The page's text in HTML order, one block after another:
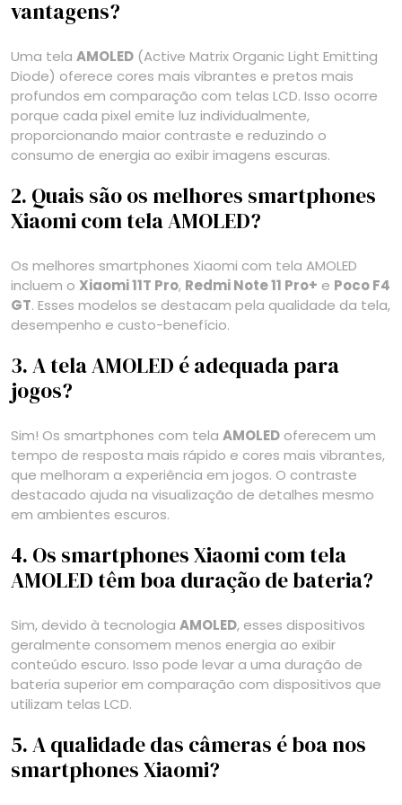
vantagens?
Uma tela AMOLED (Active Matrix Organic Light Emitting
Diode) oferece cores mais vibrantes e pretos mais
profundos em comparação com telas LCD. Isso ocorre
porque cada pixel emite luz individualmente,
proporcionando maior contraste e reduzindo o
consumo de energia ao exibir imagens escuras.
2. Quais são os melhores smartphones
Xiaomi com tela AMOLED?
Os melhores smartphones Xiaomi com tela AMOLED
incluem o Xiaomi 11T Pro, Redmi Note 11 Pro+ e Poco F4
GT. Esses modelos se destacam pela qualidade da tela,
desempenho e custo-benefício.
3. A tela AMOLED é adequada para
jogos?
Sim! Os smartphones com tela AMOLED oferecem um
tempo de resposta mais rápido e cores mais vibrantes,
que melhoram a experiência em jogos. O contraste
destacado ajuda na visualização de detalhes mesmo
em ambientes escuros.
4. Os smartphones Xiaomi com tela
AMOLED têm boa duração de bateria?
Sim, devido à tecnologia AMOLED, esses dispositivos
geralmente consomem menos energia ao exibir
conteúdo escuro. Isso pode levar a uma duração de
bateria superior em comparação com dispositivos que
utilizam telas LCD.
5. A qualidade das câmeras é boa nos
smartphones Xiaomi?